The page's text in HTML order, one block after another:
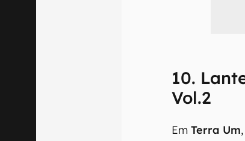
10.
Vol.2
EmTerra Um